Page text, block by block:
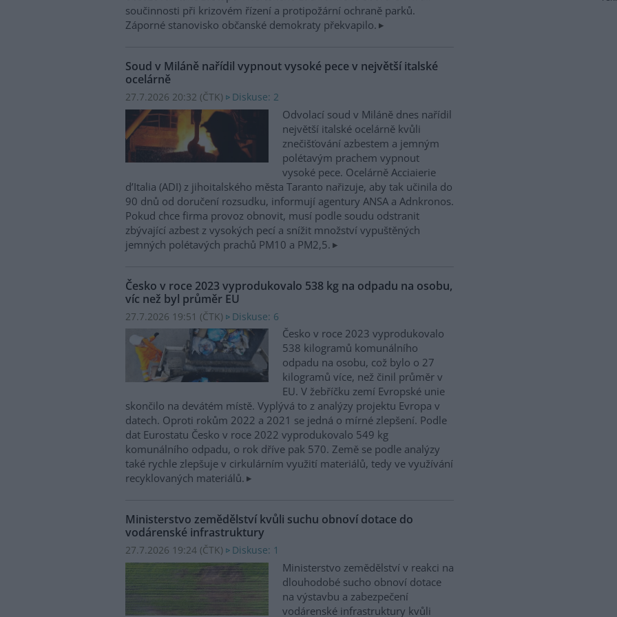
součinnosti při krizovém řízení a protipožární ochraně parků.
Záporné stanovisko občanské demokraty překvapilo.
Soud v Miláně nařídil vypnout vysoké pece v největší italské
ocelárně
27.7.2026 20:32 (ČTK) Diskuse: 2
Odvolací soud v Miláně dnes nařídil
největší italské ocelárně kvůli
znečišťování azbestem a jemným
polétavým prachem vypnout
vysoké pece. Ocelárně Acciaierie
d’Italia (ADI) z jihoitalského města Taranto nařizuje, aby tak učinila do
90 dnů od doručení rozsudku, informují agentury ANSA a Adnkronos.
Pokud chce firma provoz obnovit, musí podle soudu odstranit
zbývající azbest z vysokých pecí a snížit množství vypuštěných
jemných polétavých prachů PM10 a PM2,5.
Česko v roce 2023 vyprodukovalo 538 kg na odpadu na osobu,
víc než byl průměr EU
27.7.2026 19:51 (ČTK) Diskuse: 6
Česko v roce 2023 vyprodukovalo
538 kilogramů komunálního
odpadu na osobu, což bylo o 27
kilogramů více, než činil průměr v
EU. V žebříčku zemí Evropské unie
skončilo na devátém místě. Vyplývá to z analýzy projektu Evropa v
datech. Oproti rokům 2022 a 2021 se jedná o mírné zlepšení. Podle
dat Eurostatu Česko v roce 2022 vyprodukovalo 549 kg
komunálního odpadu, o rok dříve pak 570. Země se podle analýzy
také rychle zlepšuje v cirkulárním využití materiálů, tedy ve využívání
recyklovaných materiálů.
Ministerstvo zemědělství kvůli suchu obnoví dotace do
vodárenské infrastruktury
27.7.2026 19:24 (ČTK) Diskuse: 1
Ministerstvo zemědělství v reakci na
dlouhodobé sucho obnoví dotace
na výstavbu a zabezpečení
vodárenské infrastruktury kvůli